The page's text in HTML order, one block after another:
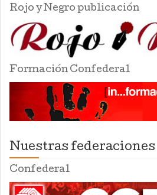
Rojo y Negro publicación
Formación Confederal
Nuestras federaciones
Confederal